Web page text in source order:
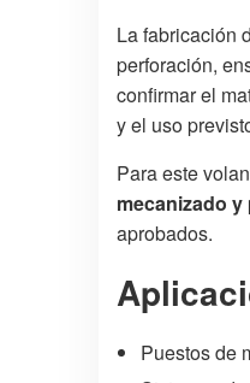
La fabricación
perforación,
confirmar el
y el uso
Para este
mecanizado
aprobados.
Puestos de